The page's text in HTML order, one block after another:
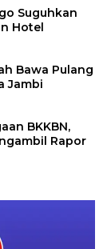
Suguhkan
Hotel
Bawa Pulang
Jambi
BKKBN,
Rapor